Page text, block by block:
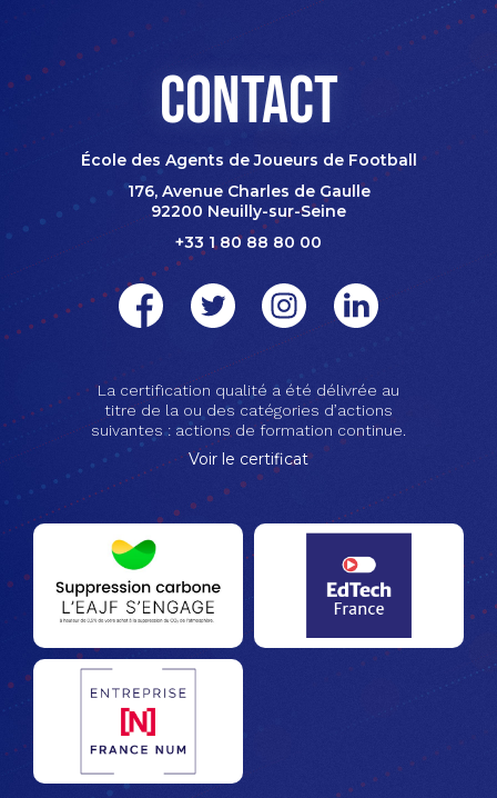
Contact
École des Agents de Joueurs de Football
176, Avenue Charles de Gaulle
92200 Neuilly-sur-Seine
+33 1 80 88 80 00
La certification qualité a été délivrée au
titre de la ou des catégories d’actions
suivantes : actions de formation continue.
Voir le certificat